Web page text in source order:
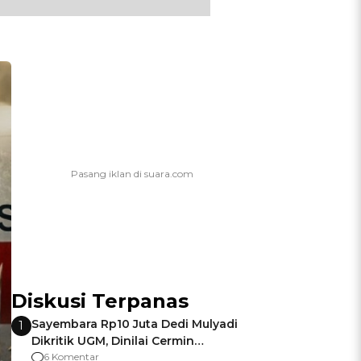
Diskusi Terpanas
1
Sayembara Rp10 Juta Dedi Mulyadi
Dikritik UGM, Dinilai Cermin
Gagalnya Negara Jamin Keamanan
6 Komentar